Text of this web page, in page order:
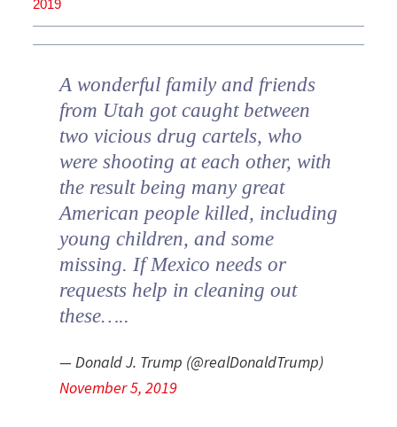
2019
A wonderful family and friends
from Utah got caught between
two vicious drug cartels, who
were shooting at each other, with
the result being many great
American people killed, including
young children, and some
missing. If Mexico needs or
requests help in cleaning out
these…..
— Donald J. Trump (@realDonaldTrump)
November 5, 2019